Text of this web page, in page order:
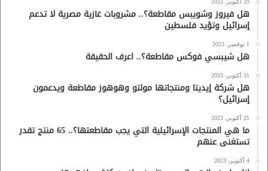
29 أكتوبر، 2023
هل فيروز وشويبس مقاطعة؟.. مشروبات غازية مصرية لا تدعم
إسرائيل وتؤيد فلسطين
1 نوفمبر، 2023
هل شيبسي فوكس مقاطعة؟.. اعرف الحقيقة
31 أكتوبر، 2023
هل شركة إيديتا ومنتجاتها مولتو وهوهوز مقاطعة ويدعمون
إسرائيل؟
21 أكتوبر، 2023
ما هي المنتجات الإسرائيلية التي يجب مقاطعتها؟.. 65 منتج تقدر
تستغنى عنهم
4 أكتوبر، 2023